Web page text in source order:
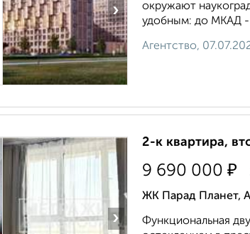
›
окружают
удобным: до МКАД -
Агентство,
›
2-к квартира,
9 690 000 ₽
ЖК Парад Планет,
Функциональная